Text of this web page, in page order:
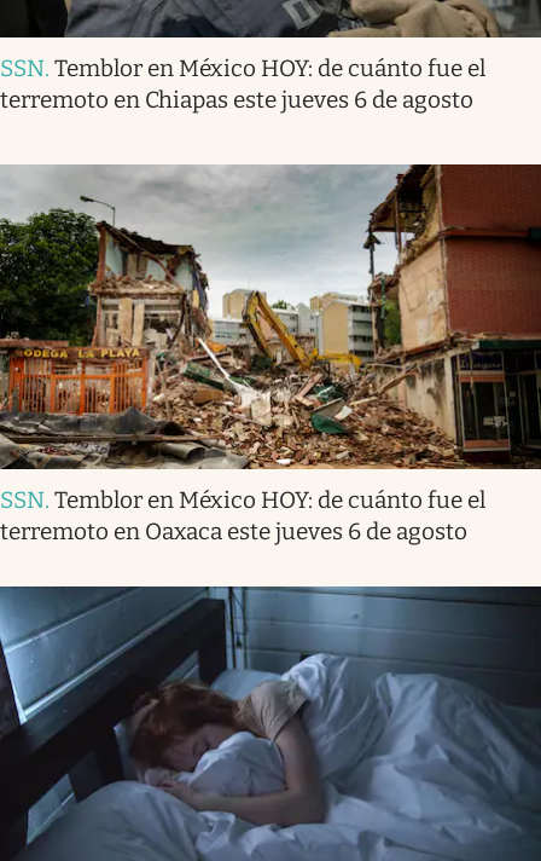
SSN. Temblor en México HOY: de cuánto fue el
terremoto en Chiapas este jueves 6 de agosto
SSN. Temblor en México HOY: de cuánto fue el
terremoto en Oaxaca este jueves 6 de agosto